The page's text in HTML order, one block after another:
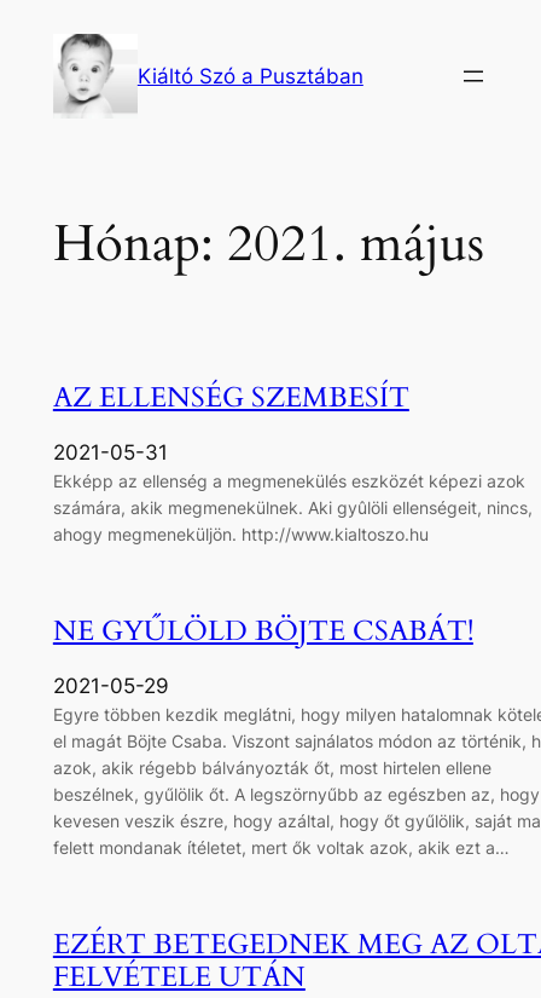
tartalomhoz
Kiáltó Szó a Pusztában
Hónap: 2021. május
AZ ELLENSÉG SZEMBESÍT
2021-05-31
Ekképp az ellenség a megmenekülés eszközét képezi azok
számára, akik megmenekülnek. Aki gyûlöli ellenségeit, nincs,
ahogy megmeneküljön. http://www.kialtoszo.hu
NE GYŰLÖLD BÖJTE CSABÁT!
2021-05-29
Egyre többen kezdik meglátni, hogy milyen hatalomnak
el magát Böjte Csaba. Viszont sajnálatos módon az történik,
azok, akik régebb bálványozták őt, most hirtelen ellene
beszélnek, gyűlölik őt. A legszörnyűbb az egészben az, hogy
kevesen veszik észre, hogy azáltal, hogy őt gyűlölik, saját
felett mondanak ítéletet, mert ők voltak azok, akik ezt a…
EZÉRT BETEGEDNEK MEG AZ
FELVÉTELE UTÁN